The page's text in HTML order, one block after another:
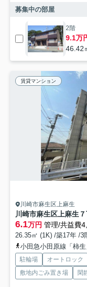
募集中の部屋
2階
9.1万
46.42
賃貸マンション
川崎市麻生区上麻生
川崎市麻生区上麻生
6.1万円 管理/共益費
26.35㎡ (1K) /築17年 /3
小田急小田原線「柿
駐輪場 オートロック
敷地内ごみ置き場
閑